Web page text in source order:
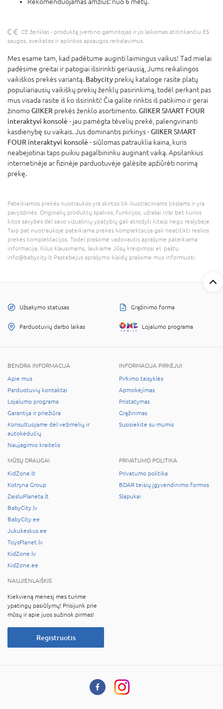
CE ženklas - produktą įvertino gamintojas ir jis laikomas atitinkančiu ES
saugos, sveikatos ir aplinkos apsaugos reikalavimus.
Mes esame tam, kad padėtume auginti laimingus vaikus! Tad mielai
padėsime greitai ir patogiai išsirinkti geriausią, Jums reikalingos
vaikiškos prekės variantą. Babycity prekių kataloge rasite platų
populiariausių vaikiškų prekių ženklų pasirinkimą, todėl perkant pas
mus visada rasite iš ko išsirinkti! Čia galite rinktis iš patikimo ir gerai
žinomoGIIKER prekės ženklo asortimento.GIIKER SMART FOUR
interaktyvi konsolė - jau pamėgta tėvelių prekė, palengvinanti
kasdienybę su vaikais. Jus dominantis pirkinys -GIIKER SMART
FOUR interaktyvi konsolė - siūlomas patrauklia kaina, kuris
neabejotinai taps puikiu pagalbininku auginant vaiką. Apsilankius
internetinėje ar fizinėje parduotuvėje galėsite apžiūrėti norimą
prekę.
Pateikiamos prekės nuotraukos yra skirtos tik iliustraciniams tikslams ir yra
pavyzdinės. Originalių produktų spalvos, funkcijos, užrašai ir/ar bet kurios
kitos savybės dėl savo vizualinių ypatybių gali atrodyti kitaip negu realybėje.
Taip pat nuotraukoje pateikiama prekės komplektacija gali neatitikti realios
prekės komplektacijos. Todėl prašome vadovautis aprašyme pateikiama
informacija. Kilus klausimams, laukiame Jūsų kreipimosi el. paštu
info@babycity.lt Pastebėjus aprašymo klaidų prašome mus informuoti.
Užsakymo statusas Grąžinimo forma
Parduotuvių darbo laikas Lojalumo programa
BENDRA INFORMACIJA
Apie mus
Parduotuvių kontaktai
Lojalumo programa
Garantija ir priežiūra
Konsultuojame dėl vežimėlių ir
autokėdučių
Naujagimio kraitelis
INFORMACIJA PIRKĖJUI
Pirkimo taisyklės
Apmokėjimas
Pristatymas
Grąžinimas
Susisiekite su mumis
MŪSŲ DRAUGAI
KidZone.lt
Kotryna Group
ZaisluPlaneta.lt
BabyCity.lv
BabyCity.ee
Jukukeskus.ee
ToysPlanet.lv
KidZone.lv
KidZone.ee
PRIVATUMO POLITIKA
Privatumo politika
BDAR teisių įgyvendinimo formos
Slapukai
NAUJIENLAIŠKIS
Kiekvieną mėnesį mes turime
ypatingų pasiūlymų! Prisijunk prie
mūsų ir apie juos sužinok pirmas!
Registruotis